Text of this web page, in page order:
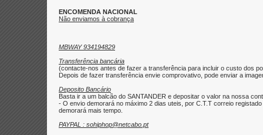
ENCOMENDA NACIONAL
Não enviamos à cobrança
MBWAY 934194829
Transferência bancária
(contacte-nos antes de fazer a transferência para incluir o custo dos
Depois de fazer transferência envie comprovativo, pode enviar a
Deposito Bancário
Basta ir a um balcão do SANTANDER e depositar o valor na nossa
- O envio demorará no máximo 2 dias uteis, por C.T.T correio
demorará mais tempo.
PAYPAL : sohiphop@netcabo.pt